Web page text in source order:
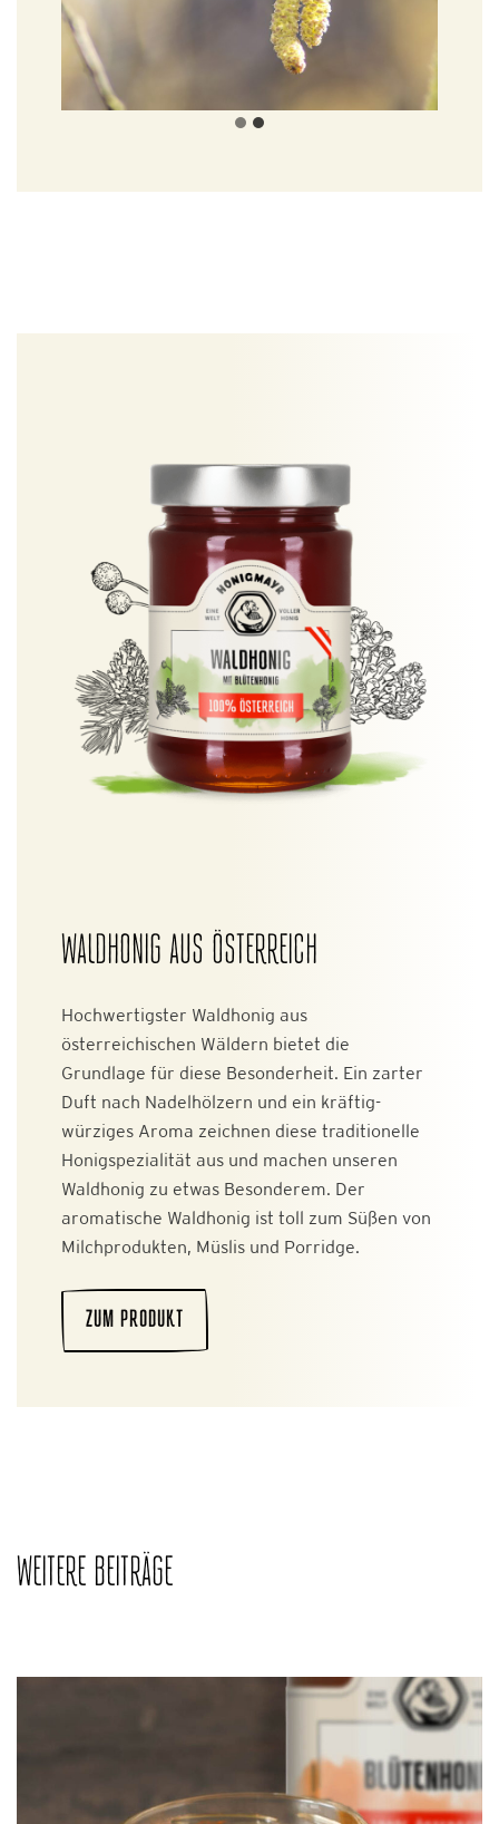
WALDHONIG AUS ÖSTERREICH
Hochwertigster Waldhonig aus
österreichischen Wäldern bietet die
Grundlage für diese Besonderheit. Ein zarter
Duft nach Nadelhölzern und ein kräftig-
würziges Aroma zeichnen diese traditionelle
Honigspezialität aus und machen unseren
Waldhonig zu etwas Besonderem. Der
aromatische Waldhonig ist toll zum Süßen von
Milchprodukten, Müslis und Porridge.
ZUM PRODUKT
WEITERE BEITRÄGE